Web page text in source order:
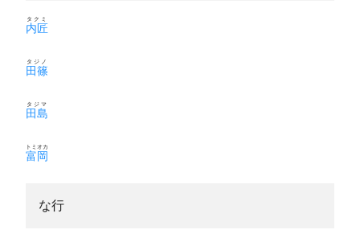
内匠
タクミ
田篠
タジノ
田島
タジマ
富岡
トミオカ
な行